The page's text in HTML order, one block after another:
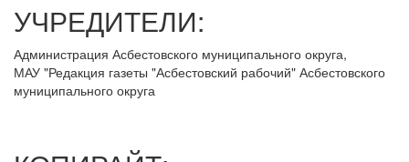
УЧРЕДИТЕЛИ:
Администрация Асбестовского муниципального округа,
МАУ"Редакция газеты "Асбестовский рабочий" Асбестовского
муниципального округа